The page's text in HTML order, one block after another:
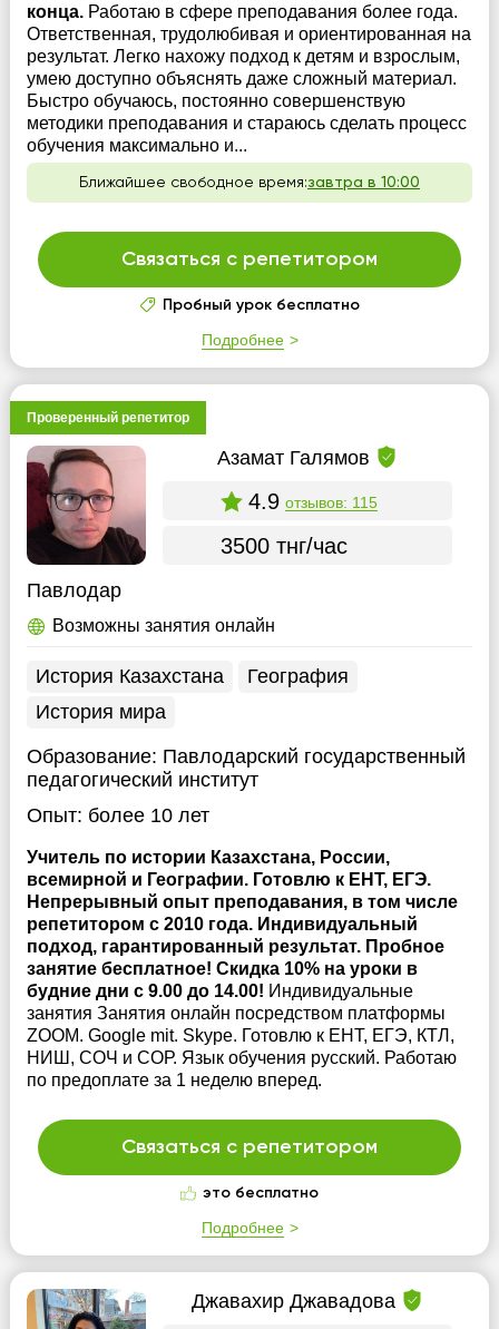
конца. Работаю в сфере преподавания более года.
Ответственная, трудолюбивая и ориентированная на
результат. Легко нахожу подход к детям и взрослым,
умею доступно объяснять даже сложный материал.
Быстро обучаюсь, постоянно совершенствую
методики преподавания и стараюсь сделать процесс
обучения максимально и...
Ближайшее свободное время:завтра в 10:00
Связаться с репетитором
Пробный урок бесплатно
Подробнее
Проверенный репетитор
Азамат Галямов
4.9 отзывов: 115
3500 тнг/час
Павлодар
Возможны занятия онлайн
История Казахстана
География
История мира
Образование: Павлодарский государственный
педагогический институт
Опыт: более 10 лет
Учитель по истории Казахстана, России,
всемирной и Географии. Готовлю к ЕНТ, ЕГЭ.
Непрерывный опыт преподавания, в том числе
репетитором с 2010 года. Индивидуальный
подход, гарантированный результат. Пробное
занятие бесплатное! Скидка 10% на уроки в
будние дни с 9.00 до 14.00! Индивидуальные
занятия Занятия онлайн посредством платформы
ZOOM. Google mit. Skype. Готовлю к ЕНТ, ЕГЭ, КТЛ,
НИШ, СОЧ и СОР. Язык обучения русский. Работаю
по предоплате за 1 неделю вперед.
Связаться с репетитором
это бесплатно
Подробнее
Джавахир Джавадова